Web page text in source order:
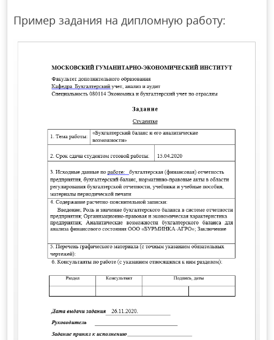
Пример задания на дипломную работу: